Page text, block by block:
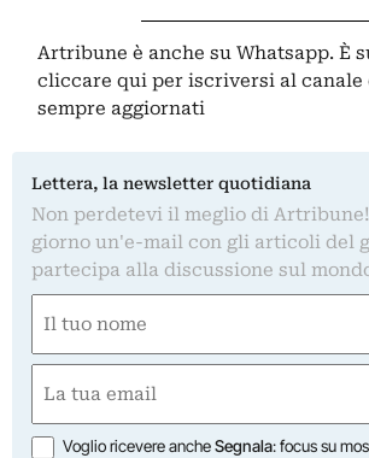
Artribune è anche su Whatsapp. È
cliccare qui per iscriversi al canale
sempre aggiornati
Lettera, la newsletter quotidiana
Non perdetevi il meglio di
giorno un'e-mail con gli articoli del
partecipa alla discussione sul
(Required)
First
(Required)
Opzioni
Voglio ricevere ancheSegnala: focus su